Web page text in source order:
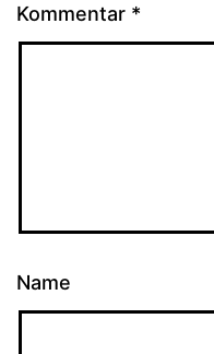
Kommentar *
Name